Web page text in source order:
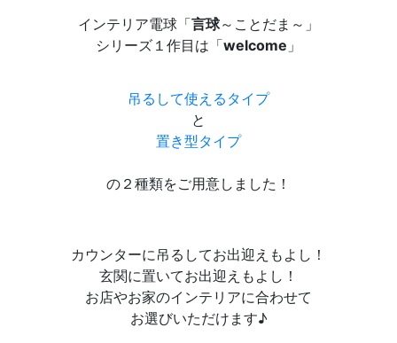
インテリア電球「言球～ことだま～」
シリーズ１作目は「welcome 」
吊るして使えるタイプ
と
置き型タイプ
の２種類をご用意しました！
カウンターに吊るしてお出迎えもよし！
玄関に置いてお出迎えもよし！
お店やお家のインテリアに合わせて
お選びいただけます♪